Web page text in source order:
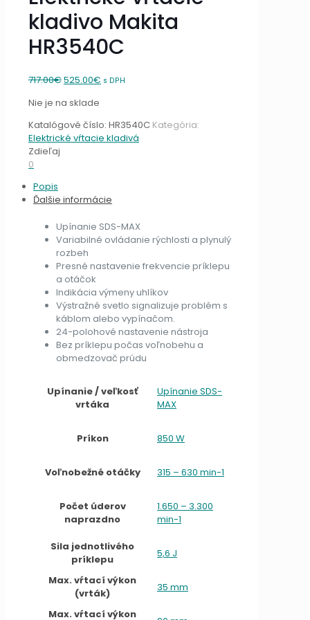
kladivo Makita
HR3540C
717.00€Original
was:
717.00€.
525.00€ Current
525.00€.
s DPH
Nie je na sklade
Katalógové číslo: HR3540C Kategória:
Elektrické vŕtacie kladivá
Zdieľaj
0
Popis
Ďalšie informácie
Upínanie SDS-MAX
Variabilné ovládanie rýchlosti a plynulý
rozbeh
Presné nastavenie frekvencie príklepu
a otáčok
Indikácia výmeny uhlíkov
Výstražné svetlo signalizuje problém s
káblom alebo vypínačom.
24-polohové nastavenie nástroja
Bez príklepu počas voľnobehu a
obmedzovač prúdu
Upínanie / veľkosť
vrtáka
Upínanie SDS-
MAX
Príkon 850 W
Voľnobežné otáčky 315 – 630 min-1
Počet úderov
naprazdno
1.650 – 3.300
min-1
Sila jednotlivého
príklepu
5,6 J
Max. vŕtací výkon
(vrták)
35 mm
Max. vŕtací výkon